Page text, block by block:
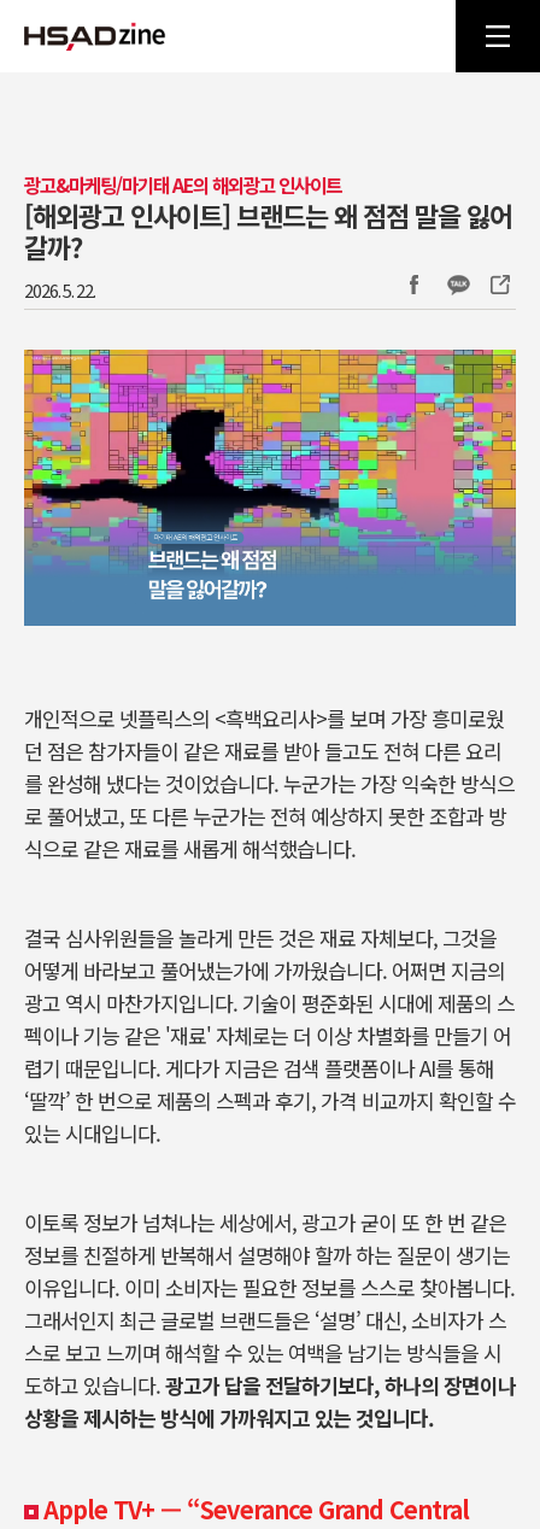
광고&마케팅/마기태 AE의 해외광고 인사이트
[해외광고 인사이트] 브랜드는 왜 점점 말을 잃어
갈까?
2026. 5. 22.
개인적으로 넷플릭스의 <흑백요리사>를 보며 가장 흥미로웠
던 점은 참가자들이 같은 재료를 받아 들고도 전혀 다른 요리
를 완성해 냈다는 것이었습니다.누군가는 가장 익숙한 방식으
로 풀어냈고,또 다른 누군가는 전혀 예상하지 못한 조합과 방
식으로 같은 재료를 새롭게 해석했습니다.
결국 심사위원들을 놀라게 만든 것은 재료 자체보다, 그것을
어떻게 바라보고 풀어냈는가에 가까웠습니다. 어쩌면 지금의
광고 역시 마찬가지입니다. 기술이 평준화된 시대에 제품의 스
펙이나 기능 같은 '재료' 자체로는 더 이상 차별화를 만들기 어
렵기 때문입니다. 게다가 지금은 검색 플랫폼이나AI를 통해
‘딸깍’ 한 번으로 제품의 스펙과 후기, 가격 비교까지 확인할 수
있는 시대입니다.
이토록 정보가 넘쳐나는 세상에서, 광고가 굳이 또 한 번 같은
정보를 친절하게 반복해서 설명해야 할까 하는 질문이 생기는
이유입니다. 이미 소비자는 필요한 정보를 스스로 찾아봅니다.
그래서인지 최근 글로벌 브랜드들은 ‘설명’ 대신,소비자가 스
스로 보고 느끼며 해석할 수 있는 여백을 남기는 방식들을 시
도하고 있습니다.광고가 답을 전달하기보다,하나의 장면이나
상황을 제시하는 방식에 가까워지고 있는 것입니다.
Apple TV+ — “Severance Grand Central